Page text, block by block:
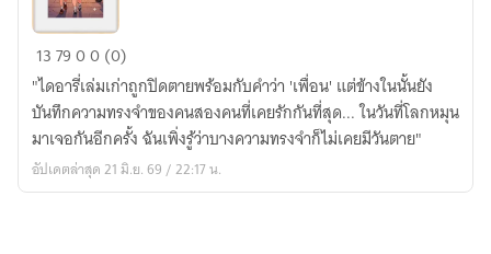
ความ
สัมพันธ์...
สี
จาง
137900 (0)
"ไดอารี่เล่มเก่าถูกปิดตายพร้อมกับคำว่า 'เพื่อน' แต่ข้างในนั้นยัง
บันทึกความทรงจำของคนสองคนที่เคยรักกันที่สุด... ในวันที่โลกหมุน
มาเจอกันอีกครั้ง ฉันเพิ่งรู้ว่าบางความทรงจำก็ไม่เคยมีวันตาย"
อัปเดตล่าสุด 21 มิ.ย. 69 / 22:17 น.